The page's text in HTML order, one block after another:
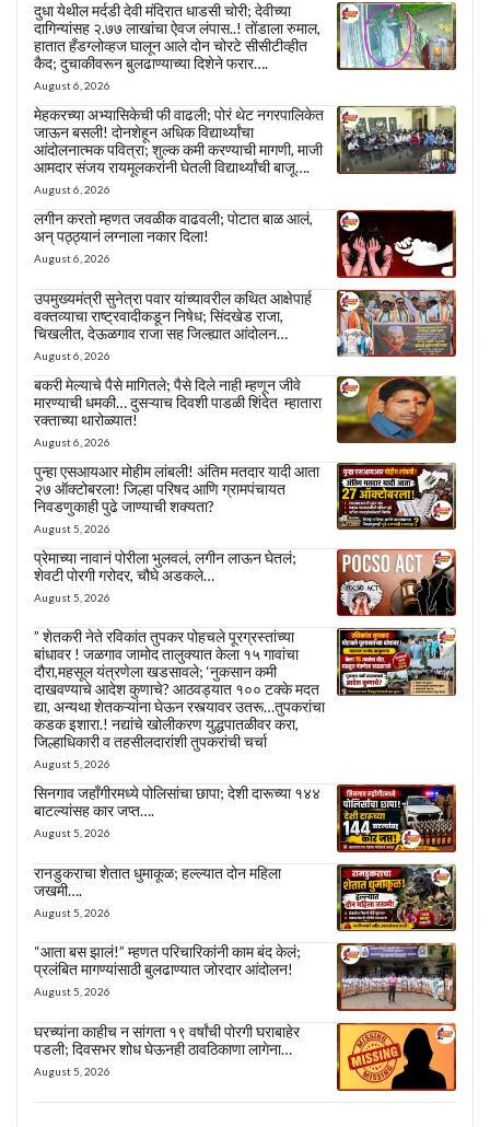
दुधा येथील मर्दडी देवी मंदिरात धाडसी चोरी; देवीच्या
दागिन्यांसह २.७७ लाखांचा ऐवज लंपास..! तोंडाला रुमाल,
हातात हँडग्लोव्हज घालून आले दोन चोरटे सीसीटीव्हीत
कैद; दुचाकीवरून बुलढाण्याच्या दिशेने फरार….
August 6, 2026
मेहकरच्या अभ्यासिकेची फी वाढली; पोरं थेट नगरपालिकेत
जाऊन बसली! दोनशेहून अधिक विद्यार्थ्यांचा
आंदोलनात्मक पवित्रा; शुल्क कमी करण्याची मागणी, माजी
आमदार संजय रायमूलकरांनी घेतली विद्यार्थ्यांची बाजू….
August 6, 2026
लगीन करतो म्हणत जवळीक वाढवली; पोटात बाळ आलं,
अन् पठ्ठ्यानं लग्नाला नकार दिला!
August 6, 2026
उपमुख्यमंत्री सुनेत्रा पवार यांच्यावरील कथित आक्षेपार्ह
वक्तव्याचा राष्ट्रवादीकडून निषेध; सिंदखेड राजा,
चिखलीत, देऊळगाव राजा सह जिल्ह्यात आंदोलन…
August 6, 2026
बकरी मेल्याचे पैसे मागितले; पैसे दिले नाही म्हणून जीवे
मारण्याची धमकी… दुसऱ्याच दिवशी पाडळी शिंदेत म्हातारा
रक्ताच्या थारोळ्यात!
August 6, 2026
पुन्हा एसआयआर मोहीम लांबली! अंतिम मतदार यादी आता
२७ ऑक्टोबरला! जिल्हा परिषद आणि ग्रामपंचायत
निवडणुकाही पुढे जाण्याची शक्यता?
August 5, 2026
प्रेमाच्या नावानं पोरीला भुलवलं, लगीन लाऊन घेतलं;
शेवटी पोरगी गरोदर, चौघे अडकले…
August 5, 2026
” शेतकरी नेते रविकांत तुपकर पोहचले पूरग्रस्तांच्या
बांधावर ! जळगाव जामोद तालुक्यात केला १५ गावांचा
दौरा,महसूल यंत्रणेला खडसावले; ‘नुकसान कमी
दाखवण्याचे आदेश कुणाचे? आठवड्यात १०० टक्के मदत
द्या, अन्यथा शेतकऱ्यांना घेऊन रस्त्यावर उतरू…तुपकरांचा
कडक इशारा.! नद्यांचे खोलीकरण युद्धपातळीवर करा,
जिल्हाधिकारी व तहसीलदारांशी तुपकरांची चर्चा
August 5, 2026
सिनगाव जहाँगीरमध्ये पोलिसांचा छापा; देशी दारूच्या १४४
बाटल्यांसह कार जप्त….
August 5, 2026
रानडुकराचा शेतात धुमाकूळ; हल्ल्यात दोन महिला
जखमी….
August 5, 2026
“आता बस झालं!” म्हणत परिचारिकांनी काम बंद केलं;
प्रलंबित मागण्यांसाठी बुलढाण्यात जोरदार आंदोलन!
August 5, 2026
घरच्यांना काहीच न सांगता १९ वर्षांची पोरगी घराबाहेर
पडली; दिवसभर शोध घेऊनही ठावठिकाणा लागेना…
August 5, 2026